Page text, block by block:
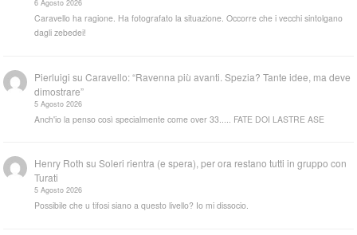
6 Agosto 2026
Caravello ha ragione. Ha fotografato la situazione. Occorre che i vecchi sintolgano
dagli zebedei!
Pierluigi suCaravello: “Ravenna più avanti. Spezia? Tante idee, ma deve
dimostrare”
5 Agosto 2026
Anch'io la penso così specialmente come over 33..... FATE DOI LASTRE ASE
Henry Roth suSoleri rientra (e spera), per ora restano tutti in gruppo con
Turati
5 Agosto 2026
Possibile che u tifosi siano a questo livello? Io mi dissocio.